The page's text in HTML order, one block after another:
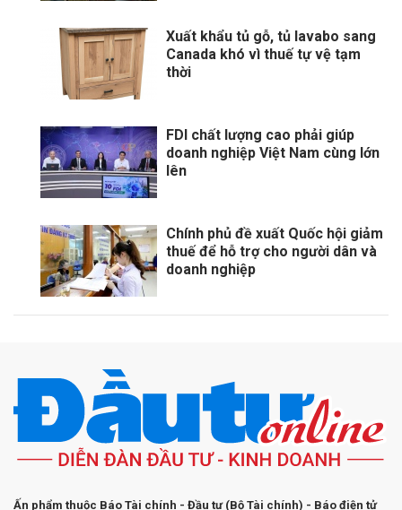
Xuất khẩu tủ gỗ, tủ lavabo sang
Canada khó vì thuế tự vệ tạm
thời
FDI chất lượng cao phải giúp
doanh nghiệp Việt Nam cùng lớn
lên
Chính phủ đề xuất Quốc hội giảm
thuế để hỗ trợ cho người dân và
doanh nghiệp
Ấn phẩm thuộc Báo Tài chính - Đầu tư (Bộ Tài chính) - Báo điện tử